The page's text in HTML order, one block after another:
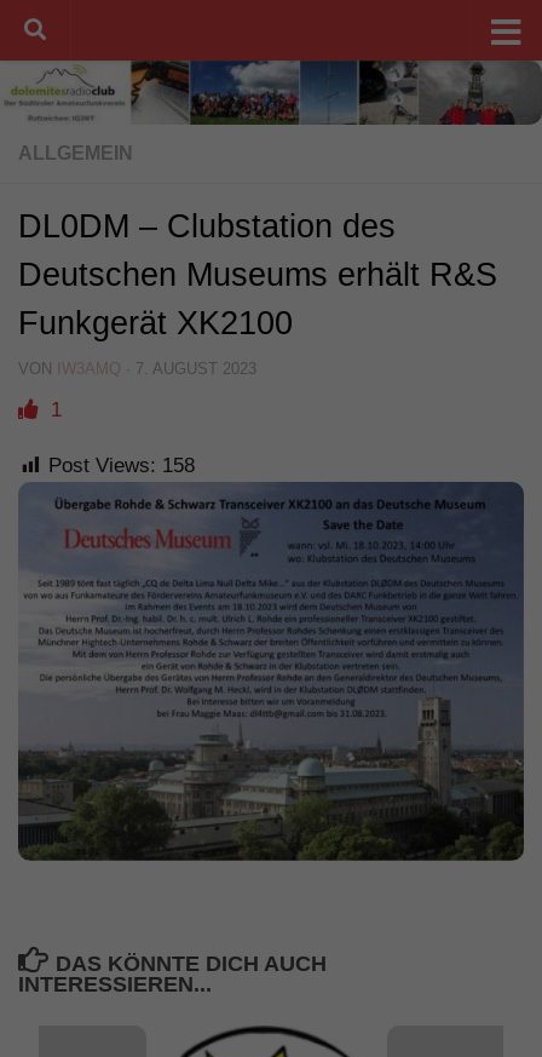
Unter dem Inhalt
ALLGEMEIN
DL0DM – Clubstation des
Deutschen Museums erhält R&S
Funkgerät XK2100
VON IW3AMQ · 7. AUGUST 2023
1
Post Views: 158
DAS KÖNNTE DICH AUCH
INTERESSIEREN...